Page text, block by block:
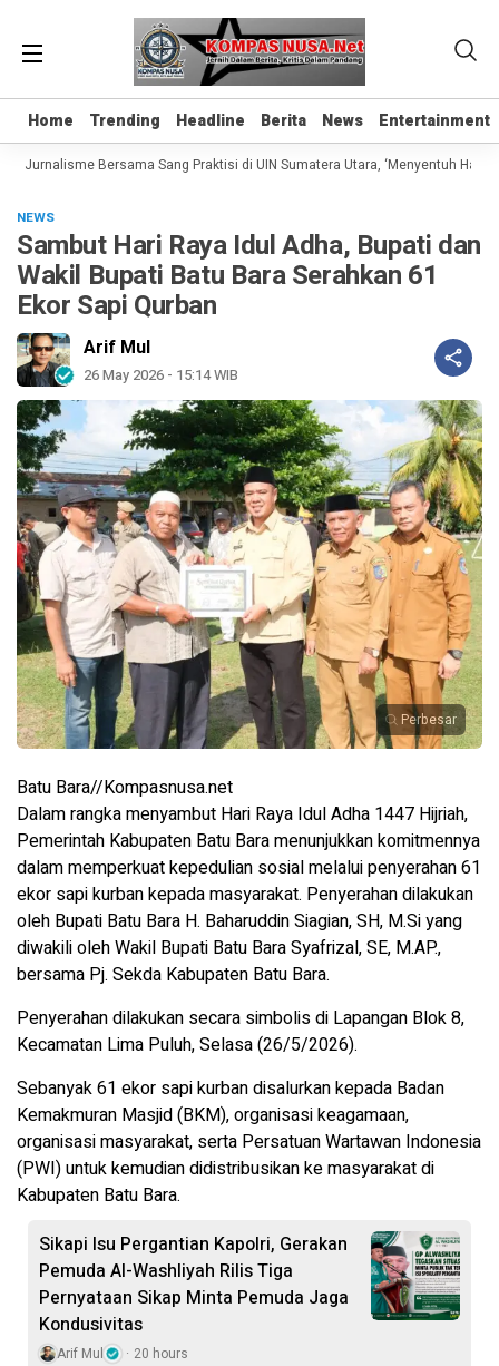
Home Trending Headline Berita News Entertainment
Home Trending Headline Berita News Entertainment
Jurnalisme Bersama Sang Praktisi di UIN Sumatera Utara, ‘Menyentuh Hati
NEWS
Sambut Hari Raya Idul Adha, Bupati dan
Wakil Bupati Batu Bara Serahkan 61
Ekor Sapi Qurban
Arif Mul
26 May 2026 - 15:14 WIB
Perbesar
Batu Bara//Kompasnusa.net
Dalam rangka menyambut Hari Raya Idul Adha 1447 Hijriah,
Pemerintah Kabupaten Batu Bara menunjukkan komitmennya
dalam memperkuat kepedulian sosial melalui penyerahan 61
ekor sapi kurban kepada masyarakat. Penyerahan dilakukan
oleh Bupati Batu Bara H. Baharuddin Siagian, SH, M.Si yang
diwakili oleh Wakil Bupati Batu Bara Syafrizal, SE, M.AP.,
bersama Pj. Sekda Kabupaten Batu Bara.
Penyerahan dilakukan secara simbolis di Lapangan Blok 8,
Kecamatan Lima Puluh, Selasa (26/5/2026).
Sebanyak 61 ekor sapi kurban disalurkan kepada Badan
Kemakmuran Masjid (BKM), organisasi keagamaan,
organisasi masyarakat, serta Persatuan Wartawan Indonesia
(PWI) untuk kemudian didistribusikan ke masyarakat di
Kabupaten Batu Bara.
Sikapi Isu Pergantian Kapolri, Gerakan
Pemuda Al-Washliyah Rilis Tiga
Pernyataan Sikap Minta Pemuda Jaga
Kondusivitas
Arif Mul 20 hours